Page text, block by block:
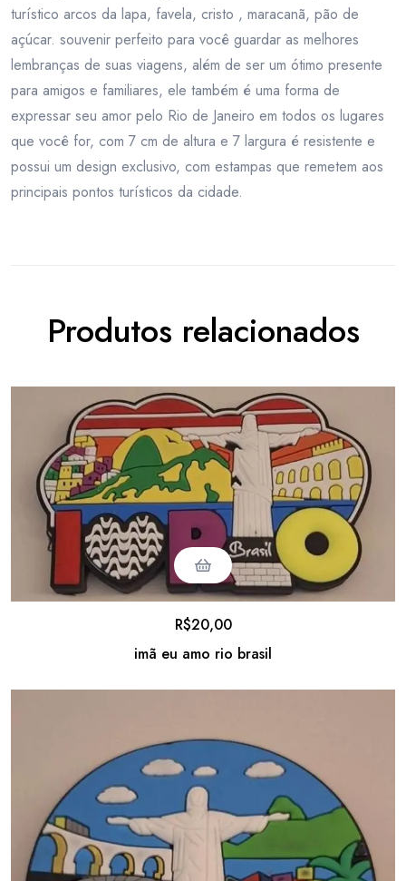
turístico arcos da lapa, favela, cristo , maracanã, pão de
açúcar. souvenir perfeito para você guardar as melhores
lembranças de suas viagens, além de ser um ótimo presente
para amigos e familiares, ele também é uma forma de
expressar seu amor pelo Rio de Janeiro em todos os lugares
que você for, com 7 cm de altura e 7 largura é resistente e
possui um design exclusivo, com estampas que remetem aos
principais pontos turísticos da cidade.
Produtos relacionados
imã eu amo rio brasil
R$20,00